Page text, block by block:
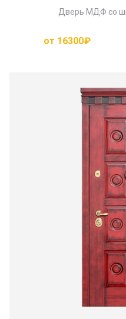
Дверь МДФ со
от 16300₽